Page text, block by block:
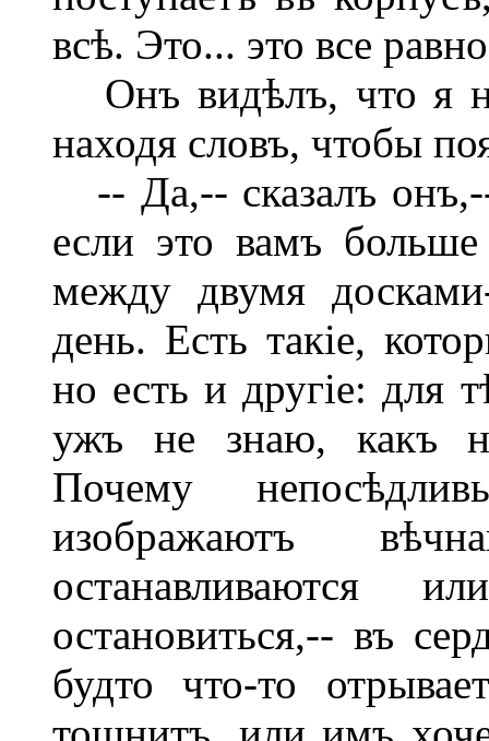
всѣ. Это... это все
Онъ видѣлъ, что я
находя словъ, чтобы
-- Да,-- сказалъ
если это вамъ
между двумя
день. Есть такіе,
но есть и другіе: для
ужъ не знаю, какъ
Почему
изображаютъ
останавливаются
остановиться,-- въ
будто что-то